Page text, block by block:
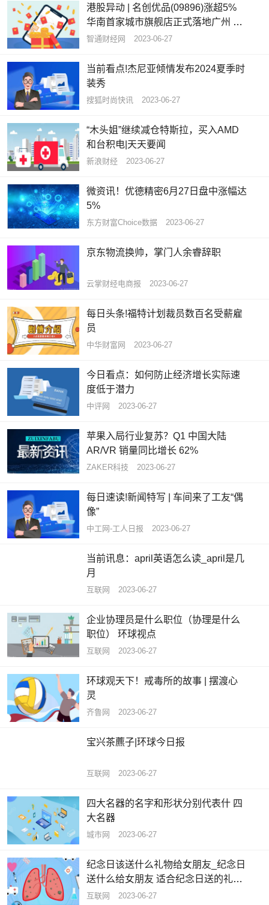
港股异动 | 名创优品(09896)涨超5%
华南首家城市旗舰店正式落地广州 开
业当天销售额超13万元
智通财经网 2023-06-27
当前看点!杰尼亚倾情发布2024夏季时
装秀
搜狐时尚快讯 2023-06-27
“木头姐”继续减仓特斯拉，买入AMD
和台积电|天天要闻
新浪财经 2023-06-27
微资讯！优德精密6月27日盘中涨幅达
5%
东方财富Choice数据 2023-06-27
京东物流换帅，掌门人余睿辞职
云掌财经电商报 2023-06-27
每日头条!福特计划裁员数百名受薪雇
员
中华财富网 2023-06-27
今日看点：如何防止经济增长实际速
度低于潜力
中评网 2023-06-27
苹果入局行业复苏？Q1 中国大陆
AR/VR 销量同比增长 62%
ZAKER科技 2023-06-27
每日速读!新闻特写 | 车间来了工友“偶
像”
中工网-工人日报 2023-06-27
当前讯息：april英语怎么读_april是几
月
互联网 2023-06-27
企业协理员是什么职位（协理是什么
职位） 环球视点
互联网 2023-06-27
环球观天下！戒毒所的故事 | 摆渡心
灵
齐鲁网 2023-06-27
宝兴茶藨子|环球今日报
互联网 2023-06-27
四大名器的名字和形状分别代表什 四
大名器
城市网 2023-06-27
纪念日该送什么礼物给女朋友_纪念日
送什么给女朋友 适合纪念日送的礼物
推荐
互联网 2023-06-27